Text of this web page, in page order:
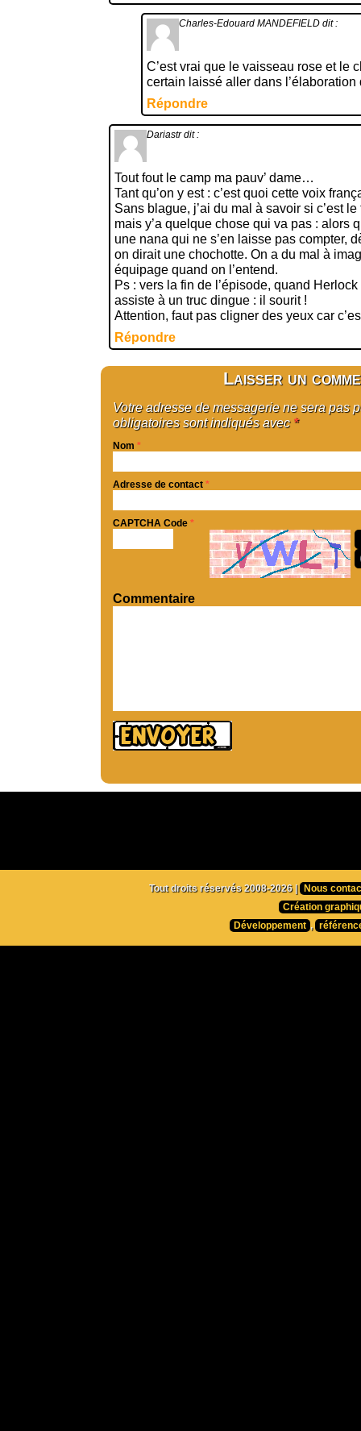
Charles-Edouard MANDEFIELD dit :
C’est vrai que le vaisseau rose et le
certain laissé aller dans l’élaboration
Répondre
Dariastr dit :
Tout fout le camp ma pauv’ dame…
Tant qu’on y est : c’est quoi cette voix
Sans blague, j’ai du mal à savoir si c’est
mais y’a quelque chose qui va pas : alors
une nana qui ne s’en laisse pas compter,
on dirait une chochotte. On a du mal à
équipage quand on l’entend.
Ps : vers la fin de l’épisode, quand
assiste à un truc dingue : il sourit !
Attention, faut pas cligner des yeux car
Répondre
Laisser un
Votre adresse de messagerie ne sera pas
obligatoires sont indiqués avec *
Nom *
Adresse de contact *
CAPTCHA Code *
Commentaire
Tout droits réservés 2008-2026 |
Nous
Création
Développement ,